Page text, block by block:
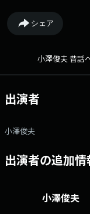
Webサイト：https://
ス：
https://
シェア
小澤俊夫 昔話
出演者
小澤俊夫
出演者の追加情
小澤俊夫